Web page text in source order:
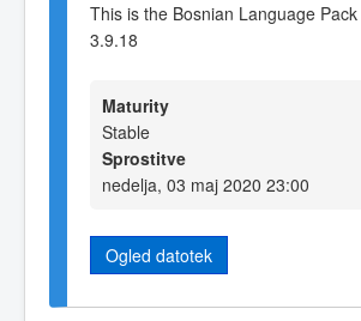
This is the Bosnian Language
3.9.18
Maturity
Stable
Sprostitve
nedelja, 03 maj 2020 23:00
Ogled datotek